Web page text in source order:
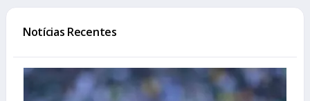
Notícias Recentes